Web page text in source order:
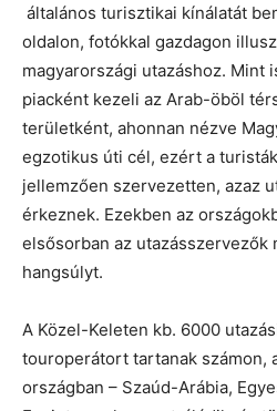
általános turisztikai kínálatát
oldalon, fotókkal gazdagon
magyarországi utazáshoz. Mint
piacként kezeli az Arab-öböl
területként, ahonnan nézve
egzotikus úti cél, ezért a
jellemzően szervezetten, azaz
érkeznek. Ezekben az
elsősorban az
hangsúlyt.
A Közel-Keleten kb. 6000
touroperátort tartanak számon,
országban – Szaúd-Arábia,